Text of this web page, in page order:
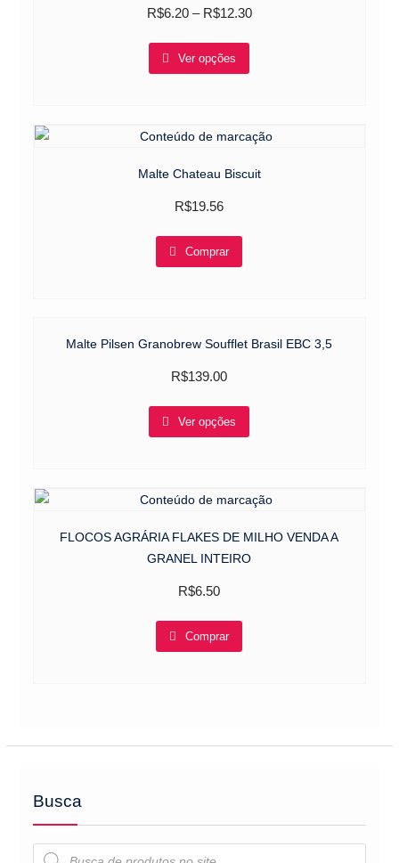
R$6.20– R$12.30
Ver opções
This
variants.
options
Malte Chateau Biscuit
R$19.56
Comprar
Malte Pilsen Granobrew Soufflet Brasil EBC 3,5
R$139.00
Ver opções
This
variants.
options
may
FLOCOS AGRÁRIA FLAKES DE MILHO VENDA A
GRANEL INTEIRO
R$6.50
Comprar
Busca
Pesquisar